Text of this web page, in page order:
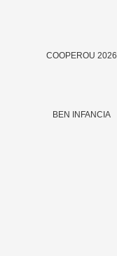
COOPEROU 2026
BEN INFANCIA